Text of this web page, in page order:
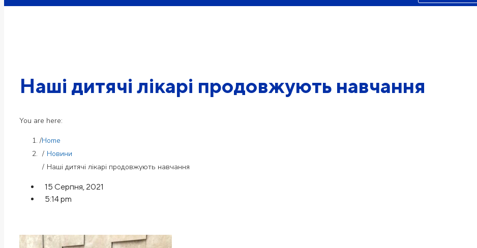
Наші дитячі лікарі продовжують навчання
You are here:
Home
Новини
Наші дитячі лікарі продовжують навчання
15 Серпня, 2021
5:14 pm